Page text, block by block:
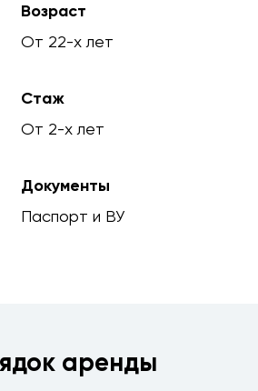
Возраст
От 22-х лет
Стаж
От 2-х лет
Документы
Паспорт и ВУ
аренды